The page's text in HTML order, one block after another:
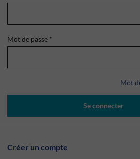
Mot de passe *
Mot
Se connecter
Créer un compte